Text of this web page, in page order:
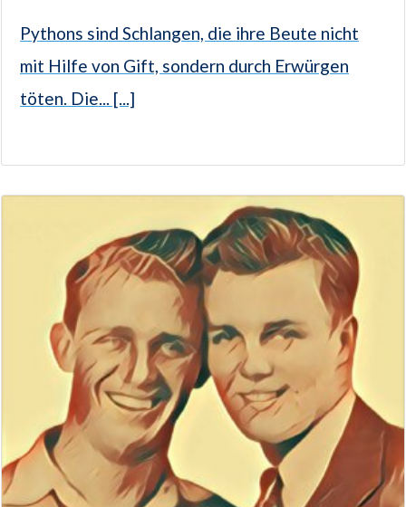
Pythons sind Schlangen, die ihre Beute nicht
mit Hilfe von Gift, sondern durch Erwürgen
töten. Die... [...]